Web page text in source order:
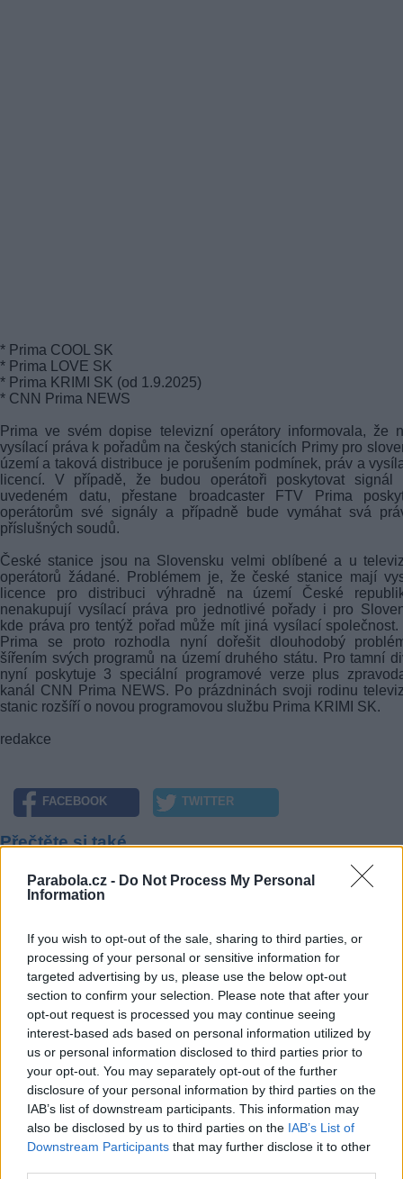
Parabola.cz - Do Not Process My Personal
Information
If you wish to opt-out of the sale, sharing to third parties, or
processing of your personal or sensitive information for
targeted advertising by us, please use the below opt-out
section to confirm your selection. Please note that after your
opt-out request is processed you may continue seeing
interest-based ads based on personal information utilized by
us or personal information disclosed to third parties prior to
your opt-out. You may separately opt-out of the further
disclosure of your personal information by third parties on the
IAB’s list of downstream participants. This information may
also be disclosed by us to third parties on the IAB’s List of
Downstream Participants that may further disclose it to other
* Prima COOL SK
* Prima LOVE SK
* Prima KRIMI SK (od 1.9.2025)
* CNN Prima NEWS
Prima ve svém dopise televizní operátory informovala, že
vysílací práva k pořadům na českých stanicích Primy pro
území a taková distribuce je porušením podmínek, práv a
licencí. V případě, že budou operátoři poskytovat
uvedeném datu, přestane broadcaster FTV Prima
operátorům své signály a případně bude vymáhat svá
příslušných soudů.
České stanice jsou na Slovensku velmi oblíbené a u
operátorů žádané. Problémem je, že české stanice mají
licence pro distribuci výhradně na území České
nenakupují vysílací práva pro jednotlivé pořady i pro
kde práva pro tentýž pořad může mít jiná vysílací společnost.
Prima se proto rozhodla nyní dořešit dlouhodobý
šířením svých programů na území druhého státu. Pro tamní
nyní poskytuje 3 speciální programové verze plus
kanál CNN Prima NEWS. Po prázdninách svoji rodinu
stanic rozšíří o novou programovou službu Prima KRIMI SK.
redakce
FACEBOOK TWITTER
Přečtěte si také
Gold Impuls - programová novinka v celoplošné DAB síti
RTI cz se rozšiřuje o Rádio Čas
Reklama
Pracovní nabídky
06.08.2026 -
Bosch Powertrain s.r.o. Jihlava • CNC operátor• mzda
Kč • náborový bonus 50.000 Kč • příspěvek na ubytování (Jihlava,
Jihlava)
06.08.2026 -Bosch Powertrain s.r.o. • montážní dělník • mzda 44.700
týdenní zálohy na mzdu 2.000 Kč (Jihlava, okres Jihlava)
06.08.2026 -Bosch Powertrain s.r.o. Jihlava • práce ve skladu • mzda
48.400 Kč • náborový bonus 50.000 Kč • ubytování (Jihlava, okres
06.08.2026 -Bosch Powertrain s.r.o. Jihlava • střídač • mzda 48.400
příspěvek na ubytování (Jihlava, okres Jihlava)